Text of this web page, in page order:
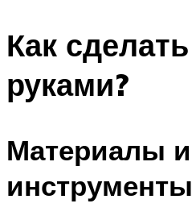
Как
руками?
Материалы и
инструменты